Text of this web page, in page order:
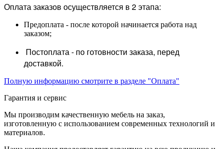
Оплата заказов осуществляется в 2 этапа:
Предоплата - после которой начинается работа над
заказом;
Постоплата - по готовности заказа, перед
доставкой.
Полную информацию смотрите в разделе "Оплата"
Гарантия и сервис
Мы производим качественную мебель на заказ,
изготовленную с использованием современных технологий и
материалов.